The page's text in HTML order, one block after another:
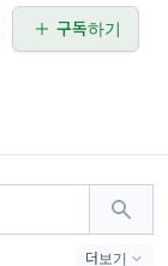
구독하기
더보기